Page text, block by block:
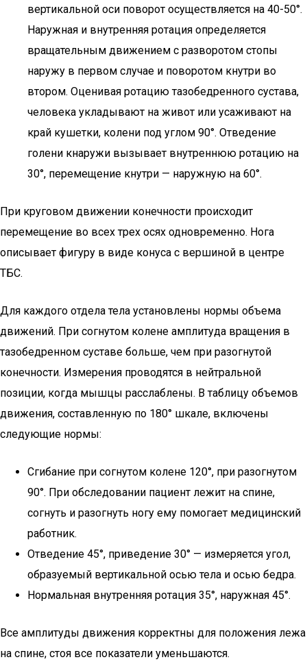
вертикальной оси поворот осуществляется на 40-50°.
Наружная и внутренняя ротация определяется
вращательным движением с разворотом стопы
наружу в первом случае и поворотом кнутри во
втором. Оценивая ротацию тазобедренного сустава,
человека укладывают на живот или усаживают на
край кушетки, колени под углом 90°. Отведение
голени кнаружи вызывает внутреннюю ротацию на
30°, перемещение кнутри — наружную на 60°.
При круговом движении конечности происходит
перемещение во всех трех осях одновременно. Нога
описывает фигуру в виде конуса с вершиной в центре
ТБС.
Для каждого отдела тела установлены нормы объема
движений. При согнутом колене амплитуда вращения в
тазобедренном суставе больше, чем при разогнутой
конечности. Измерения проводятся в нейтральной
позиции, когда мышцы расслаблены. В таблицу объемов
движения, составленную по 180° шкале, включены
следующие нормы:
Сгибание при согнутом колене 120°, при разогнутом
90°. При обследовании пациент лежит на спине,
согнуть и разогнуть ногу ему помогает медицинский
работник.
Отведение 45°, приведение 30° — измеряется угол,
образуемый вертикальной осью тела и осью бедра.
Нормальная внутренняя ротация 35°, наружная 45°.
Все амплитуды движения корректны для положения лежа
на спине, стоя все показатели уменьшаются.